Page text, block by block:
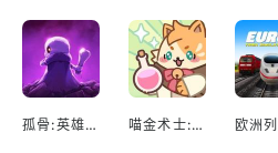
孤骨:英雄杀手 喵金术士:猫咪合并大亨